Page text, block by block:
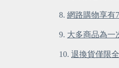
8. 網路購物享有
9. 大多商品為一
10. 退換貨僅限